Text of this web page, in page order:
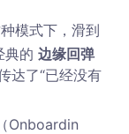
种模式下，滑到
典的 边缘回弹
达了“已经没有
Onboardin